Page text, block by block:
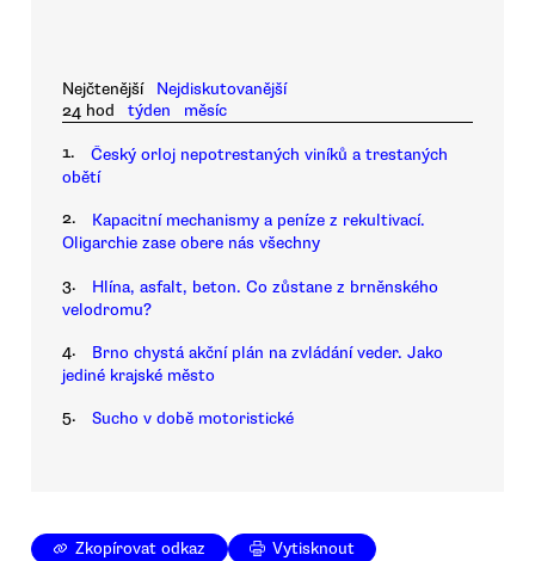
Nejčtenější
Nejdiskutovanější
24 hod
týden měsíc
1.
Český orloj nepotrestaných viníků a trestaných
obětí
2.
Kapacitní mechanismy a peníze z rekultivací.
Oligarchie zase obere nás všechny
3.
Hlína, asfalt, beton. Co zůstane z brněnského
velodromu?
4.
Brno chystá akční plán na zvládání veder. Jako
jediné krajské město
5. Sucho v době motoristické
Zkopírovat odkaz Vytisknout